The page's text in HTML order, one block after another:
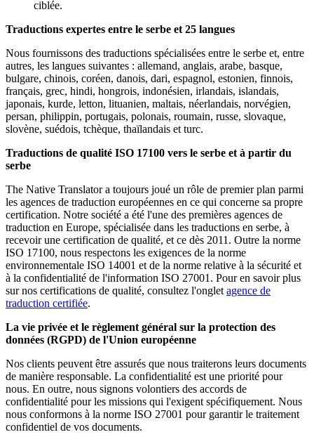
ciblée.
Traductions expertes entre le serbe et 25 langues
Nous fournissons des traductions spécialisées entre le serbe et, entre
autres, les langues suivantes : allemand, anglais, arabe, basque,
bulgare, chinois, coréen, danois, dari, espagnol, estonien, finnois,
français, grec, hindi, hongrois, indonésien, irlandais, islandais,
japonais, kurde, letton, lituanien, maltais, néerlandais, norvégien,
persan, philippin, portugais, polonais, roumain, russe, slovaque,
slovène, suédois, tchèque, thaïlandais et turc.
Traductions de qualité ISO 17100 vers le serbe et à partir du
serbe
The Native Translator a toujours joué un rôle de premier plan parmi
les agences de traduction européennes en ce qui concerne sa propre
certification. Notre société a été l'une des premières agences de
traduction en Europe, spécialisée dans les traductions en serbe, à
recevoir une certification de qualité, et ce dès 2011. Outre la norme
ISO 17100, nous respectons les exigences de la norme
environnementale ISO 14001 et de la norme relative à la sécurité et
à la confidentialité de l'information ISO 27001. Pour en savoir plus
sur nos certifications de qualité, consultez l'onglet agence de
traduction certifiée.
La vie privée et le règlement général sur la protection des
données (RGPD) de l'Union européenne
Nos clients peuvent être assurés que nous traiterons leurs documents
de manière responsable. La confidentialité est une priorité pour
nous. En outre, nous signons volontiers des accords de
confidentialité pour les missions qui l'exigent spécifiquement. Nous
nous conformons à la norme ISO 27001 pour garantir le traitement
confidentiel de vos documents.